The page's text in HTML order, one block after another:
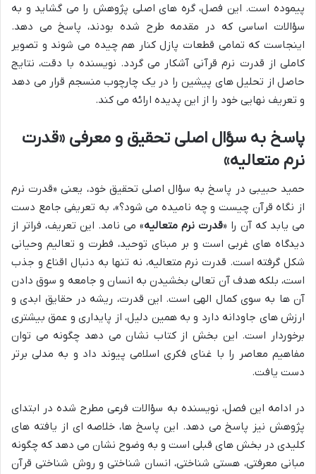
پیموده است. این فصل، گره های اصلی پژوهش را می گشاید و به
سؤالات اساسی که در مقدمه طرح شده بودند، پاسخ می دهد.
اینجاست که تمامی قطعات پازل کنار هم چیده می شوند و تصویر
کاملی از قدرت نرم قرآنی آشکار می گردد. نویسنده با دقت، نتایج
حاصل از تحلیل های پیشین را در یک چارچوب منسجم قرار می دهد
و تعریف نهایی خود را از این پدیده ارائه می کند.
پاسخ به سؤال اصلی تحقیق و معرفی «قدرت
نرم متعالیه»
حمید حبیبی در پاسخ به سؤال اصلی تحقیق خود، یعنی «قدرت نرم
از نگاه قرآن چیست و چه نامیده می شود؟»، به تعریفی جامع دست
می یابد که آن را «قدرت نرم متعالیه» می نامد. این تعریف، فراتر از
دیدگاه های غربی است و بر مبنای توحید، فطرت و تعالیم وحیانی
شکل گرفته است. قدرت نرم متعالیه، نه تنها به دنبال اقناع و جذب
است، بلکه هدف آن تعالی بخشیدن به انسان و جامعه و سوق دادن
آن ها به سوی کمال الهی است. این قدرت، ریشه در حقایق ابدی و
ارزش های جاودانه دارد و به همین دلیل، از پایداری و عمق بیشتری
برخوردار است. این بخش از کتاب نشان می دهد چگونه می توان
مفاهیم معاصر را با غنای فکری اسلامی پیوند داد و به مدلی برتر
دست یافت.
در ادامه این فصل، نویسنده به سؤالات فرعی مطرح شده در ابتدای
پژوهش نیز پاسخ می دهد. این پاسخ ها، خلاصه ای از یافته های
کلیدی در بخش های قبلی است و به وضوح نشان می دهد که چگونه
مبانی معرفتی، هستی شناختی، انسان شناختی و روش شناختی قرآن